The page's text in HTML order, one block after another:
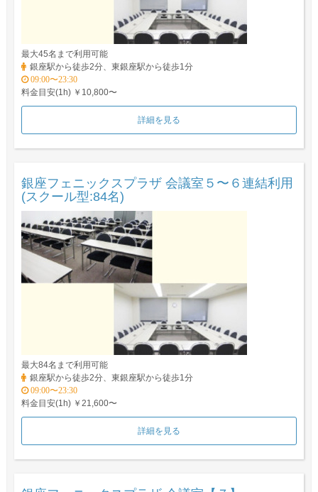
最大45名まで利用可能
銀座駅から徒歩2分、東銀座駅から徒歩1分
09:00〜23:30
料金目安(1h) ￥10,800〜
詳細を見る
銀座フェニックスプラザ 会議室５〜６連結利用
(スクール型:84名)
最大84名まで利用可能
銀座駅から徒歩2分、東銀座駅から徒歩1分
09:00〜23:30
料金目安(1h) ￥21,600〜
詳細を見る